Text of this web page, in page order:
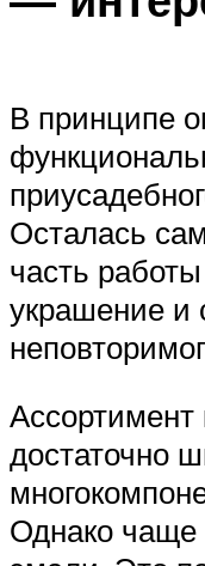
В принципе
Осталась
часть
украшение и
Ассортимент
достаточно
Однако чаще